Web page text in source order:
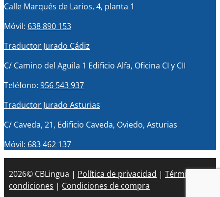
Calle Marqués de Larios, 4, planta 1
Móvil: 638 890 153
Traductor Jurado Cádiz
C/ Camino del Aguila 1 Edificio Alfa, Oficina CI y CII
Teléfono: 956 543 937
Traductor Jurado Asturias
C/ Caveda, 21, Edificio Caveda, Oviedo, Asturias
Móvil: 683 462 137
2026© CBLingua | Política de privacidad | Términos y
condiciones | Condiciones de compra